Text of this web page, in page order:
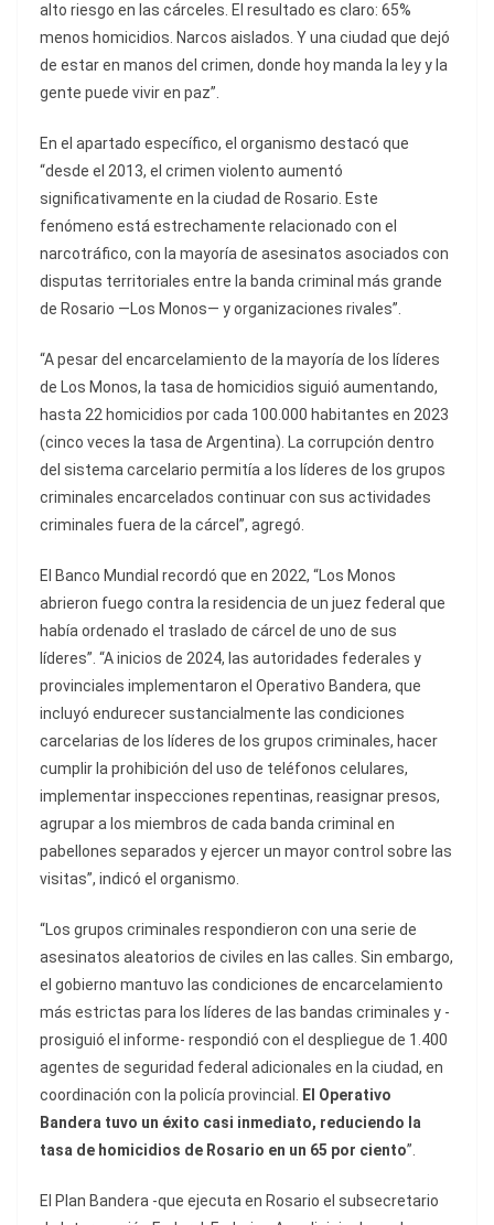
alto riesgo en las cárceles. El resultado es claro: 65%
menos homicidios. Narcos aislados. Y una ciudad que dejó
de estar en manos del crimen, donde hoy manda la ley y la
gente puede vivir en paz”.
En el apartado específico, el organismo destacó que
“desde el 2013, el crimen violento aumentó
significativamente en la ciudad de Rosario. Este
fenómeno está estrechamente relacionado con el
narcotráfico, con la mayoría de asesinatos asociados con
disputas territoriales entre la banda criminal más grande
de Rosario —Los Monos— y organizaciones rivales”.
“A pesar del encarcelamiento de la mayoría de los líderes
de Los Monos, la tasa de homicidios siguió aumentando,
hasta 22 homicidios por cada 100.000 habitantes en 2023
(cinco veces la tasa de Argentina). La corrupción dentro
del sistema carcelario permitía a los líderes de los grupos
criminales encarcelados continuar con sus actividades
criminales fuera de la cárcel”, agregó.
El Banco Mundial recordó que en 2022, “Los Monos
abrieron fuego contra la residencia de un juez federal que
había ordenado el traslado de cárcel de uno de sus
líderes”. “A inicios de 2024, las autoridades federales y
provinciales implementaron el Operativo Bandera, que
incluyó endurecer sustancialmente las condiciones
carcelarias de los líderes de los grupos criminales, hacer
cumplir la prohibición del uso de teléfonos celulares,
implementar inspecciones repentinas, reasignar presos,
agrupar a los miembros de cada banda criminal en
pabellones separados y ejercer un mayor control sobre las
visitas”, indicó el organismo.
“Los grupos criminales respondieron con una serie de
asesinatos aleatorios de civiles en las calles. Sin embargo,
el gobierno mantuvo las condiciones de encarcelamiento
más estrictas para los líderes de las bandas criminales y -
prosiguió el informe- respondió con el despliegue de 1.400
agentes de seguridad federal adicionales en la ciudad, en
coordinación con la policía provincial. El Operativo
Bandera tuvo un éxito casi inmediato, reduciendo la
tasa de homicidios de Rosario en un 65 por ciento”.
El Plan Bandera -que ejecuta en Rosario el subsecretario